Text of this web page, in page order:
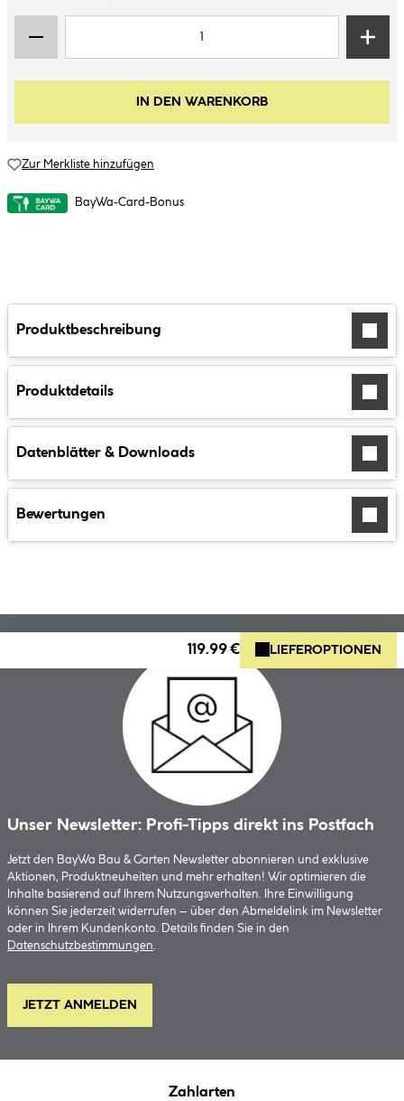
IN DEN WARENKORB
Zur Merkliste hinzufügen
BayWa-Card-Bonus
Produktbeschreibung
Produktdetails
Datenblätter & Downloads
Bewertungen
119.99 € LIEFEROPTIONEN
Unser Newsletter: Profi-Tipps direkt ins Postfach
Jetzt den BayWa Bau & Garten Newsletter abonnieren und exklusive
Aktionen, Produktneuheiten und mehr erhalten! Wir optimieren die
Inhalte basierend auf Ihrem Nutzungsverhalten. Ihre Einwilligung
können Sie jederzeit widerrufen – über den Abmeldelink im Newsletter
oder in Ihrem Kundenkonto. Details finden Sie in den
Datenschutzbestimmungen.
JETZT ANMELDEN
Zahlarten